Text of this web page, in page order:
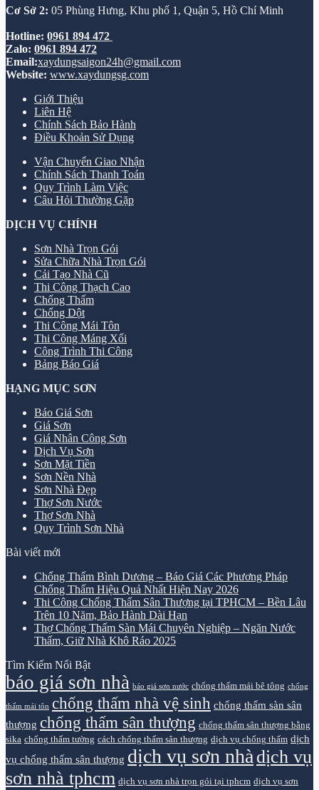
Cơ Sở 2: 05 Phùng Hưng, Khu phố 1, Quận 5, Hồ Chí Minh
Hotline: 0961 894 472
Zalo: 0961 894 472
Email:xaydungsaigon24h@gmail.com
Website: www.xaydungsg.com
Giới Thiệu
Liên Hệ
Chính Sách Bảo Hành
Điều Khoản Sử Dụng
Vận Chuyển Giao Nhận
Chính Sách Thanh Toán
Quy Trình Làm Việc
Câu Hỏi Thường Gặp
DỊCH VỤ CHÍNH
Sơn Nhà Trọn Gói
Sửa Chữa Nhà Trọn Gói
Cải Tạo Nhà Cũ
Thi Công Thạch Cao
Chống Thấm
Chống Dột
Thi Công Mái Tôn
Thi Công Máng Xối
Công Trình Thi Công
Bảng Báo Giá
HẠNG MỤC SƠN
Báo Giá Sơn
Giá Sơn
Giá Nhân Công Sơn
Dịch Vụ Sơn
Sơn Mặt Tiền
Sơn Nền Nhà
Sơn Nhà Đẹp
Thợ Sơn Nước
Thợ Sơn Nhà
Quy Trình Sơn Nhà
Bài viết mới
Chống Thấm Bình Dương – Báo Giá Các Phương Pháp
Chống Thấm Hiệu Quả Nhất Hiện Nay 2026
Thi Công Chống Thấm Sân Thượng tại TPHCM – Bền Lâu
Trên 10 Năm, Bảo Hành Dài Hạn
Thợ Chống Thấm Sàn Mái Chuyên Nghiệp – Ngăn Nước
Thấm, Giữ Nhà Khô Ráo 2025
Tìm Kiếm Nổi Bật
báo giá sơn nhà báo giá sơn nước chống thấm mái bê tông chống
thấm mái tôn chống thấm nhà vệ sinh chống thấm sàn sân
thượng chống thấm sân thượng chống thấm sân thượng bằng
sika chống thấm tường cách chống thấm sân thượng dịch vụ chống thấm dịch
vụ chống thấm sân thượng dịch vụ sơn nhà dịch vụ
sơn nhà tphcm dịch vụ sơn nhà trọn gói tại tphcm dịch vụ sơn